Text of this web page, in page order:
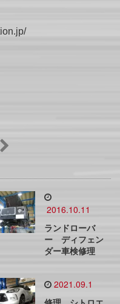
2016.10.11
ランドローバ
ー ディフェン
ダー車検修理
2021.09.1